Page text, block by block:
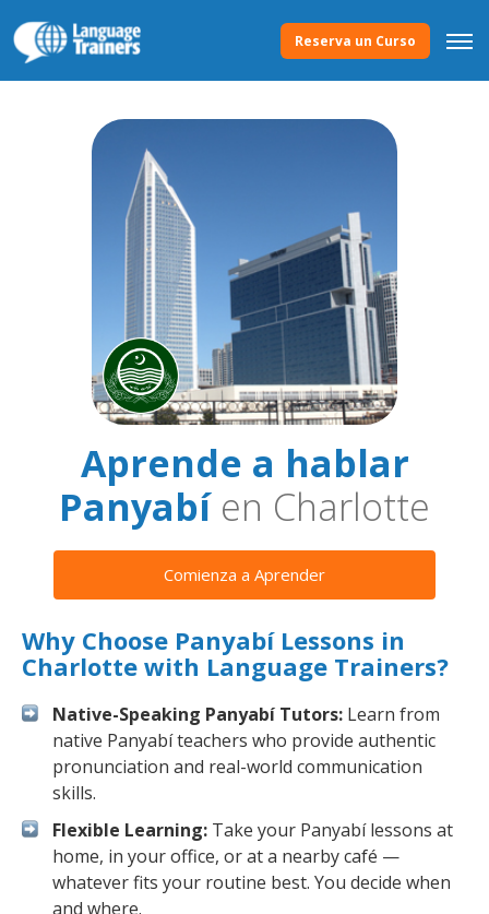
Reserva un Curso
Aprende a hablar
Panyabíen Charlotte
Comienza a Aprender
Why Choose Panyabí Lessons in
Charlotte with Language Trainers?
Native-Speaking Panyabí Tutors: Learn from
native Panyabí teachers who provide authentic
pronunciation and real-world communication
skills.
Flexible Learning: Take your Panyabí lessons at
home, in your office, or at a nearby café —
whatever fits your routine best. You decide when
and where.